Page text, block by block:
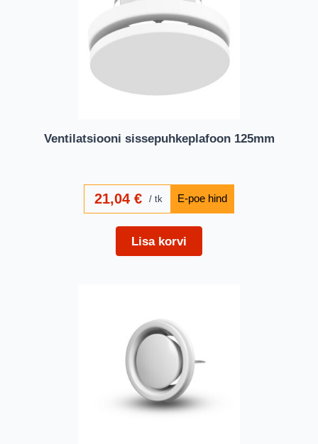
Ventilatsiooni sissepuhkeplafoon 125mm
21,04 € tk
Lisa korvi